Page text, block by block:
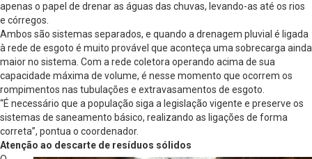
apenas o papel de drenar as águas das chuvas, levando-as até os rios
e córregos.
Ambos são sistemas separados, e quando a drenagem pluvial é ligada
à rede de esgoto é muito provável que aconteça uma sobrecarga ainda
maior no sistema. Com a rede coletora operando acima de sua
capacidade máxima de volume, é nesse momento que ocorrem os
rompimentos nas tubulações e extravasamentos de esgoto.
“É necessário que a população siga a legislação vigente e preserve os
sistemas de saneamento básico, realizando as ligações de forma
correta”, pontua o coordenador.
Atenção ao descarte de resíduos sólidos